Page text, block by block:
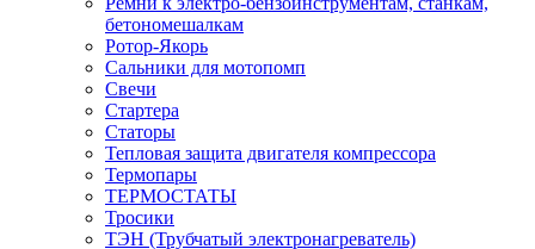
бетономешалкам
Ротор-Якорь
Сальники для мотопомп
Свечи
Стартера
Статоры
Тепловая защита двигателя компрессора
Термопары
ТЕРМОСТАТЫ
Тросики
ТЭН (Трубчатый электронагреватель)